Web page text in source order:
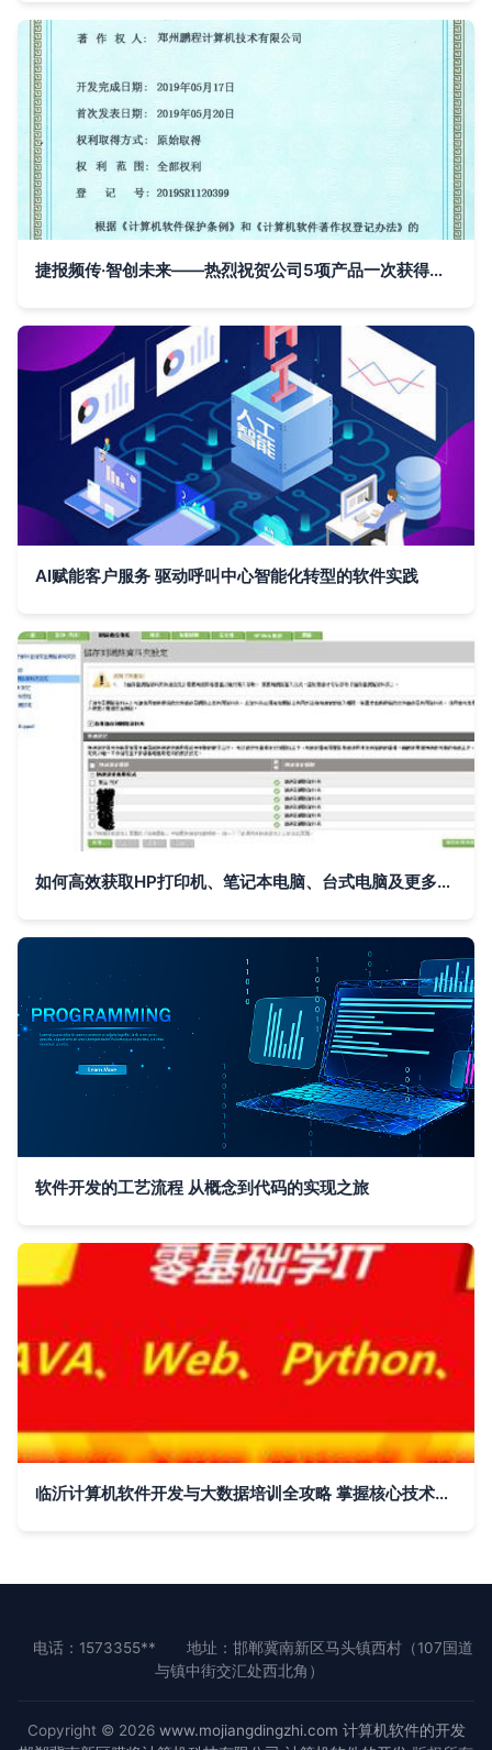
捷报频传·智创未来——热烈祝贺公司5项产品一次获得《计算机软件著作权登记证书》
AI赋能客户服务 驱动呼叫中心智能化转型的软件实践
如何高效获取HP打印机、笔记本电脑、台式电脑及更多产品的软件与驱动下载与技术支持
软件开发的工艺流程 从概念到代码的实现之旅
临沂计算机软件开发与大数据培训全攻略 掌握核心技术，开启职业新篇章
电话：1573355**
地址：邯郸冀南新区马头镇西村（107国道
与镇中街交汇处西北角）
Copyright © 2026 www.mojiangdingzhi.com 计算机软件的开发